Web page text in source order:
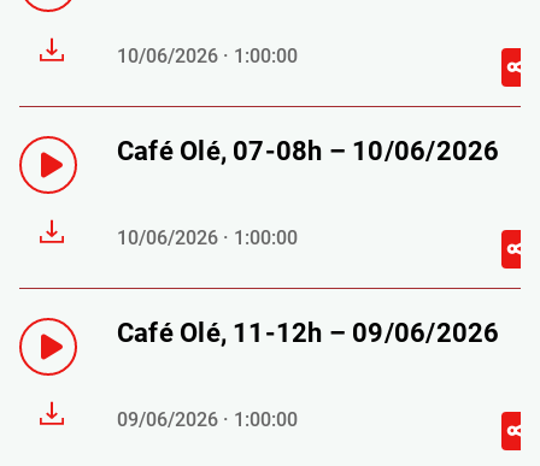
10/06/2026 · 1:00:00
Café Olé, 07-08h – 10/06/2026
10/06/2026 · 1:00:00
Café Olé, 11-12h – 09/06/2026
09/06/2026 · 1:00:00